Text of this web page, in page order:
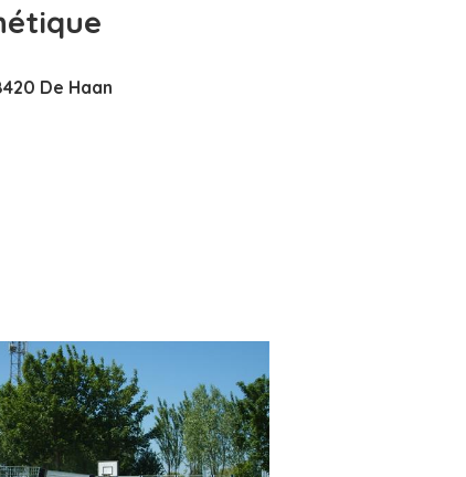
De Haan